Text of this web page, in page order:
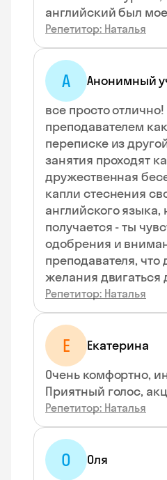
английский был
Репетитор: Наталья
А
Анонимный
все просто
преподавателем
переписке из
занятия проходят
дружественная
капли стеснения
английского языка,
получается - ты
одобрения и
преподавателя, что
желания двигаться
Репетитор: Наталья
Е Екатерина
Очень комфортно,
Приятный голос,
Репетитор: Наталья
О
Оля